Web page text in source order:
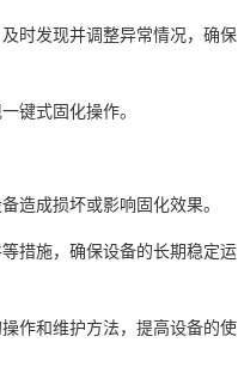
时发现并调整异常情况，确保
键式固化操作。
成损坏或影响固化效果。
措施，确保设备的长期稳定运
作和维护方法，提高设备的使